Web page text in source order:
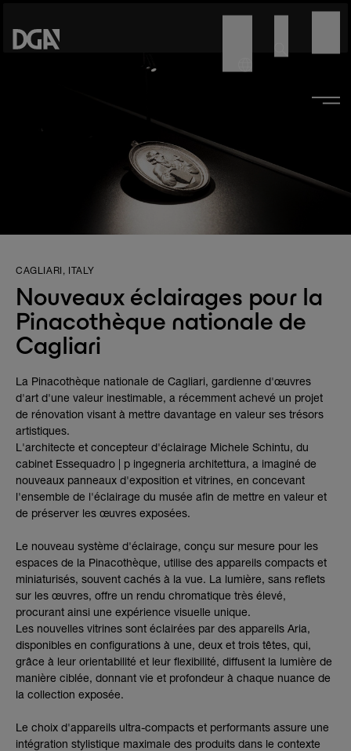
CAGLIARI, ITALY
Nouveaux éclairages pour la
Pinacothèque nationale de
Cagliari
La Pinacothèque nationale de Cagliari, gardienne d'œuvres
d'art d'une valeur inestimable, a récemment achevé un projet
de rénovation visant à mettre davantage en valeur ses trésors
artistiques.
L'architecte et concepteur d'éclairage Michele Schintu, du
cabinet Essequadro | p ingegneria architettura, a imaginé de
nouveaux panneaux d'exposition et vitrines, en concevant
l'ensemble de l'éclairage du musée afin de mettre en valeur et
de préserver les œuvres exposées.
Le nouveau système d'éclairage, conçu sur mesure pour les
espaces de la Pinacothèque, utilise des appareils compacts et
miniaturisés, souvent cachés à la vue. La lumière, sans reflets
sur les œuvres, offre un rendu chromatique très élevé,
procurant ainsi une expérience visuelle unique.
Les nouvelles vitrines sont éclairées par des appareils Aria,
disponibles en configurations à une, deux et trois têtes, qui,
grâce à leur orientabilité et leur flexibilité, diffusent la lumière de
manière ciblée, donnant vie et profondeur à chaque nuance de
la collection exposée.
Le choix d'appareils ultra-compacts et performants assure une
intégration stylistique maximale des produits dans le contexte